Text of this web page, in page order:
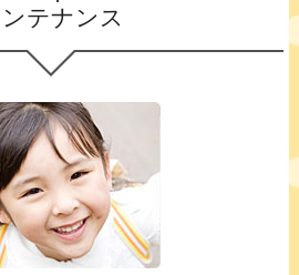
テナンス